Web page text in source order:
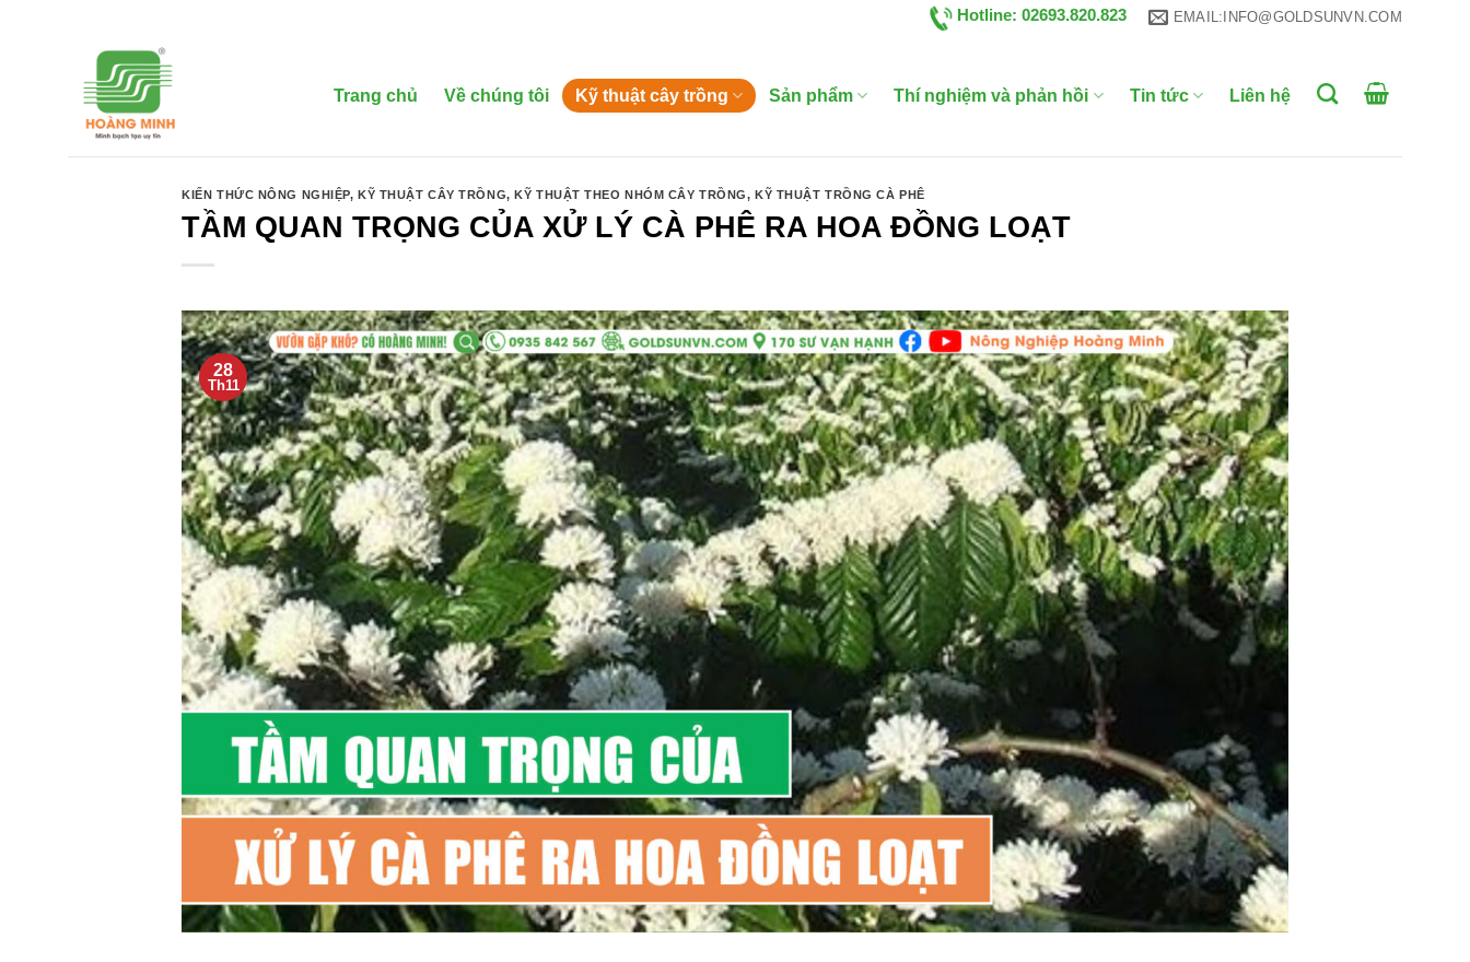
Hotline: 02693.820.823 EMAIL:INFO@GOLDSUNVN.COM
Trang chủ Về chúng tôi Kỹ thuật cây trồng Sản phẩm Thí nghiệm và phản hồi Tin tức Liên hệ
KIẾN THỨC NÔNG NGHIỆP,KỸ THUẬT CÂY TRỒNG,KỸ THUẬT THEO NHÓM CÂY TRỒNG,KỸ THUẬT TRỒNG CÀ PHÊ
TẦM QUAN TRỌNG CỦA XỬ LÝ CÀ PHÊ RA HOA ĐỒNG LOẠT
28
Th11